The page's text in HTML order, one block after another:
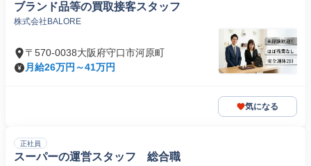
ブランド品等の買取接客スタッフ
株式会社BALORE
〒570-0038大阪府守口市河原町
月給26万円～41万円
気になる
正社員
スーパーの運営スタッフ 総合職